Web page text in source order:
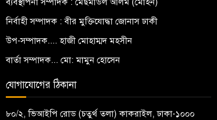
নির্বাহী সম্পাদক : বীর মুক্তিযোদ্ধা জোনাস ঢাকী
উপ-সম্পাদক.... হাজী মোহাম্মদ মহসীন
বার্তা সম্পাদক... মো: মামুন হোসেন
যোগাযোগের ঠিকানা
৮০/২, ভিআইপি রোড (চতুর্থ তলা) কাকরাইল, ঢাকা-১০০০